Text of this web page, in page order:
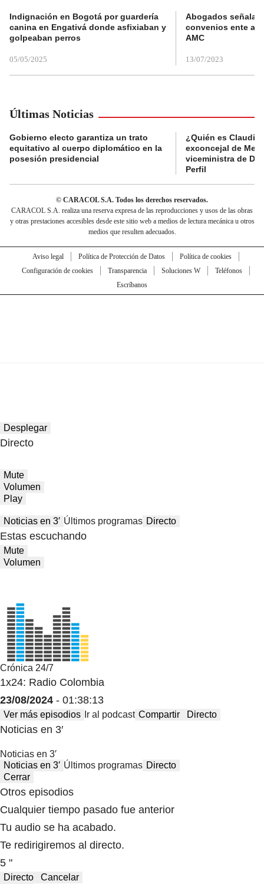
Indignación en Bogotá por guardería
canina en Engativá donde asfixiaban y
golpeaban perros
05/05/2025
Abogados
convenios ente
AMC
13/07/2023
Últimas Noticias
Gobierno electo garantiza un trato
equitativo al cuerpo diplomático en la
posesión presidencial
¿Quién es Claudia
exconcejal de
viceministra de
Perfil
© CARACOL S.A. Todos los derechos reservados.
CARACOL S.A. realiza una reserva expresa de las reproducciones y usos de las obras
y otras prestaciones accesibles desde este sitio web a medios de lectura mecánica u otros
medios que resulten adecuados.
Aviso legal Política de Protección de Datos
Política de cookies
Configuración de cookies
Transparencia Soluciones W
Teléfonos
Escríbanos
Desplegar
Directo
Mute
Volumen
Play
Noticias en 3′ Últimos programas Directo
Estas escuchando
Mute
Volumen
Crónica 24/7
1x24: Radio Colombia
23/08/2024 - 01:38:13
Ver más episodios Ir al podcast Compartir Directo
Noticias en 3′
Noticias en 3′
Noticias en 3′ Últimos programas Directo
Cerrar
Otros episodios
Cualquier tiempo pasado fue anterior
Tu audio se ha acabado.
Te redirigiremos al directo.
5 "
Directo
Cancelar